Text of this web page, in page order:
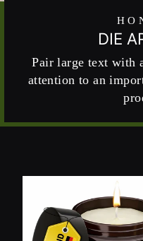
DIE
Pair large text with
attention to an